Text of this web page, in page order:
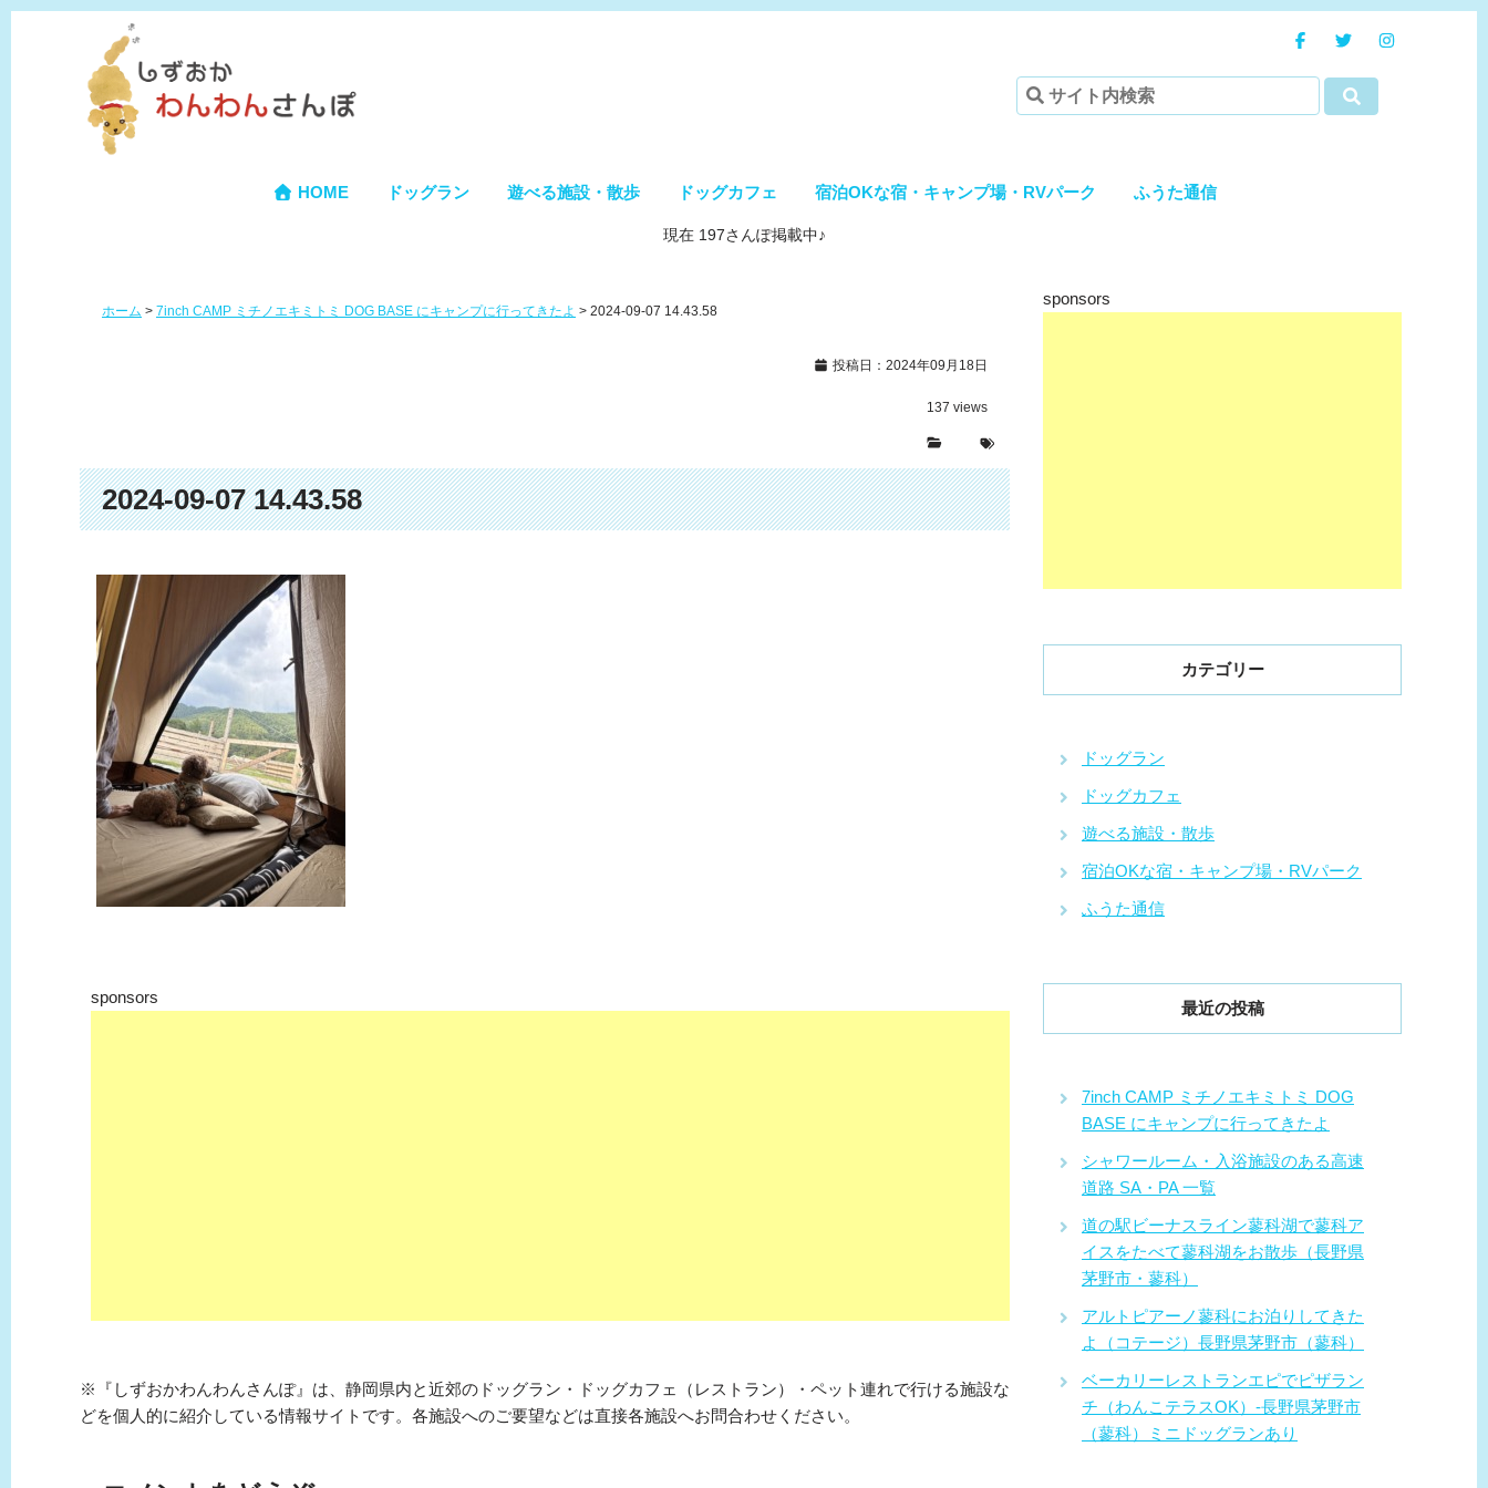
HOME ドッグラン 遊べる施設・散歩 ドッグカフェ 宿泊OKな宿・キャンプ場・RVパーク ふうた通信
現在 197さんぽ掲載中♪
ホーム > 7inch CAMP ミチノエキミトミ DOG BASE にキャンプに行ってきたよ > 2024-09-07 14.43.58
投稿日：2024年09月18日
137 views
2024-09-07 14.43.58
sponsors
※『しずおかわんわんさんぽ』は、静岡県内と近郊のドッグラン・ドッグカフェ（レストラン）・ペット連れで行ける施設な
どを個人的に紹介している情報サイトです。各施設へのご要望などは直接各施設へお問合わせください。
sponsors
カテゴリー
ドッグラン
ドッグカフェ
遊べる施設・散歩
宿泊OKな宿・キャンプ場・RVパーク
ふうた通信
最近の投稿
7inch CAMP ミチノエキミトミ DOG
BASE にキャンプに行ってきたよ
シャワールーム・入浴施設のある高速
道路 SA・PA 一覧
道の駅ビーナスライン蓼科湖で蓼科ア
イスをたべて蓼科湖をお散歩（長野県
茅野市・蓼科）
アルトピアーノ蓼科にお泊りしてきた
よ（コテージ）長野県茅野市（蓼科）
ベーカリーレストランエピでピザラン
チ（わんこテラスOK）-長野県茅野市
（蓼科）ミニドッグランあり